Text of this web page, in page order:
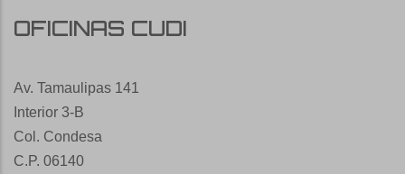
OFICINAS CUDI
Av. Tamaulipas 141
Interior 3-B
Col. Condesa
C.P. 06140